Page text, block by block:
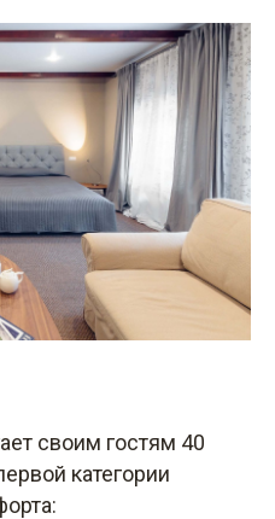
своим гостям 40
категории